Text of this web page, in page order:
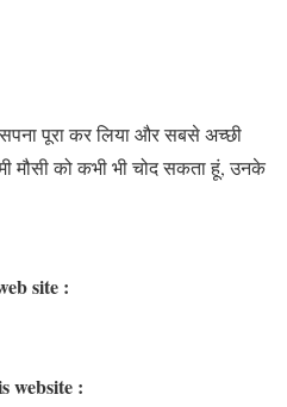
पूरा कर लिया और सबसे अच्छी
मौसी को कभी भी चोद सकता हूं, उनके
site :
website :